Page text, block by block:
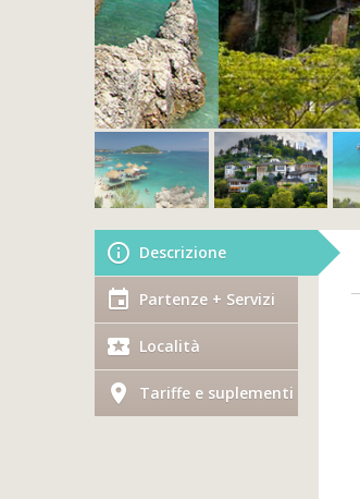
Descrizione
Partenze + Servizi
inclusi
Località
Tariffe e suplementi